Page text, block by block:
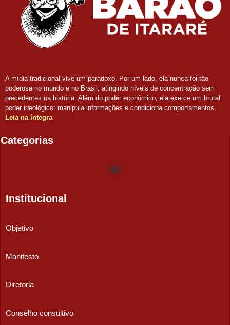
A mídia tradicional vive um paradoxo. Por um lado, ela nunca foi tão
poderosa no mundo e no Brasil, atingindo níveis de concentração sem
precedentes na história. Além do poder econômico, ela exerce um brutal
poder ideológico: manipula informações e condiciona comportamentos.
Leia na íntegra
Categorias
Institucional
Objetivo
Manifesto
Diretoria
Conselho consultivo